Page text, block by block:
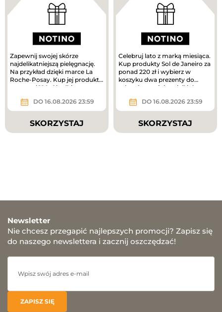
Zapewnij swojej skórze
najdelikatniejszą pielęgnację.
Na przykład dzięki marce La
Roche-Posay. Kup jej produkty
za ponad 180 zł i odbierz...
DO 16.08.2026 23:59
SKORZYSTAJ
Celebruj lato z marką miesiąca.
Kup produkty Sol de Janeiro za
ponad 220 zł i wybierz w
koszyku dwa prezenty do
zakupów – mini mgiełki do...
DO 16.08.2026 23:59
SKORZYSTAJ
Newsletter
Nie chcesz przegapić najlepszych promocji? Zapisz się
do naszego newslettera i zacznij oszczędzać!